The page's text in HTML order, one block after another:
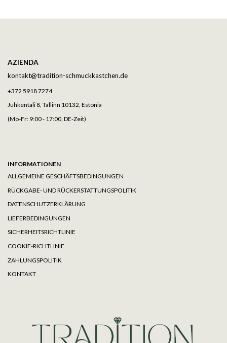
AZIENDA
kontakt@tradition-schmuckkastchen.de
+372 5918 7274
Juhkentali 8, Tallinn 10132, Estonia
(Mo-Fr: 9:00 - 17:00, DE-Zeit)
INFORMATIONEN
ALLGEMEINE GESCHÄFTSBEDINGUNGEN
RÜCKGABE- UND RÜCKERSTATTUNGSPOLITIK
DATENSCHUTZERKLÄRUNG
LIEFERBEDINGUNGEN
SICHERHEITSRICHTLINIE
COOKIE-RICHTLINIE
ZAHLUNGSPOLITIK
KONTAKT